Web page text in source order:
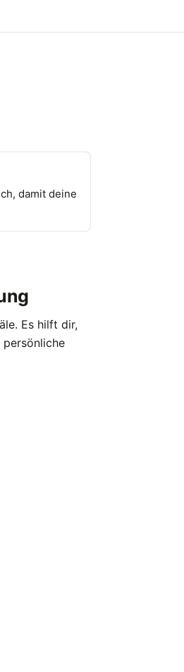
damit deine
Es hilft dir,
persönliche